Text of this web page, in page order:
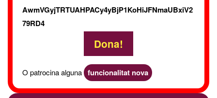
AwmVGyjTRTUAHPACy4yBjP1KoHiJFNmaUBxiV2
79RD4
Dona!
O patrocina alguna funcionalitat nova